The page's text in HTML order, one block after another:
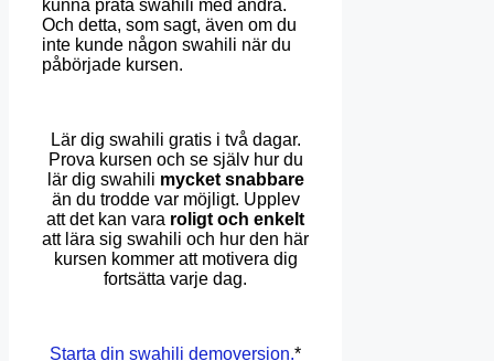
kunna prata swahili med andra.
Och detta, som sagt, även om du
inte kunde någon swahili när du
påbörjade kursen.
Lär dig swahili gratis i två dagar.
Prova kursen och se själv hur du
lär dig swahili mycket snabbare
än du trodde var möjligt. Upplev
att det kan vara roligt och enkelt
att lära sig swahili och hur den här
kursen kommer att motivera dig
fortsätta varje dag.
Starta din swahili demoversion.*